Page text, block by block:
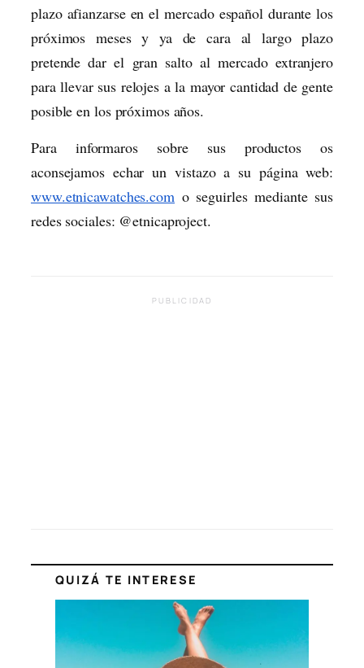
plazo afianzarse en el mercado español durante los
próximos meses y ya de cara al largo plazo
pretende dar el gran salto al mercado extranjero
para llevar sus relojes a la mayor cantidad de gente
posible en los próximos años.
Para informaros sobre sus productos os
aconsejamos echar un vistazo a su página web:
www.etnicawatches.com o seguirles mediante sus
redes sociales: @etnicaproject.
PUBLICIDAD
QUIZÁ TE INTERESE